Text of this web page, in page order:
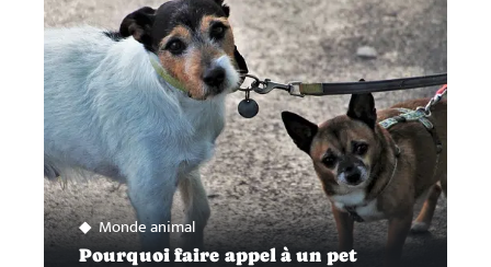
Monde animal
Pourquoi faire appel à un pet